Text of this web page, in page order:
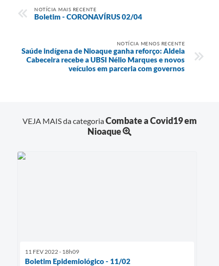
NOTÍCIA MAIS RECENTE
Boletim - CORONAVÍRUS 02/04
NOTÍCIA MENOS RECENTE
Saúde indígena de Nioaque ganha reforço: Aldeia
Cabeceira recebe a UBSI Nélio Marques e novos
veículos em parceria com governos
VEJA MAIS da categoriaCombate a Covid19 em
Nioaque
11 FEV 2022 - 18h09
Boletim Epidemiológico - 11/02